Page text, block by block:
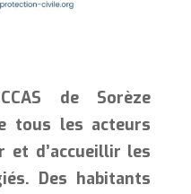
de Sorèze
tous les acteurs
et d’accueillir les
Des habitants